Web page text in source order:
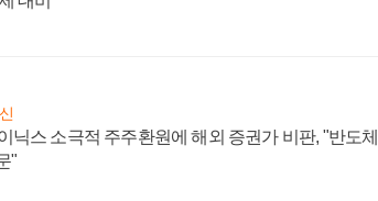
닉스 소극적 주주환원에 해외 증권가 비판, "반도체
"